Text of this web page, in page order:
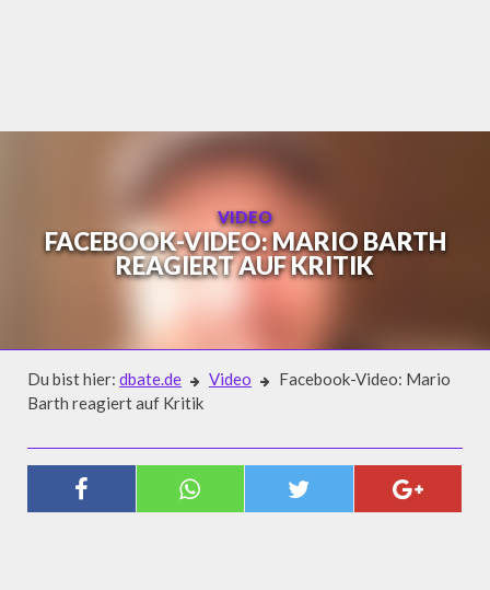
VIDEO
FACEBOOK-VIDEO: MARIO BARTH
REAGIERT AUF KRITIK
Du bist hier: dbate.de Video
Facebook-Video: Mario
Barth reagiert auf Kritik
FACEBOOK-VIDEO: MARIO BARTH
REAGIERT AUF KRITIK